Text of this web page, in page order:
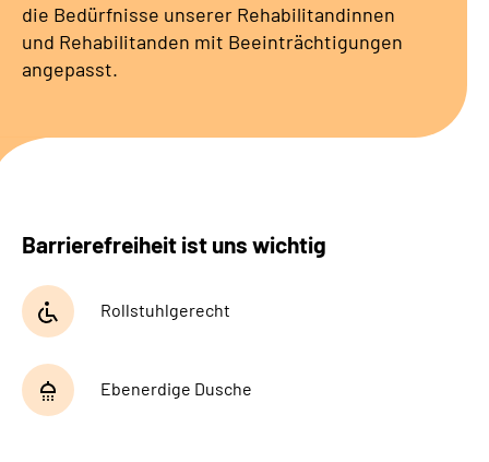
Service
Karriere
Sozialdienste & Zuweisende
Leichte Sprache
Gebärdensprache
die Bedürfnisse unserer Rehabilitandinnen
und Rehabilitanden mit Beeinträchtigungen
angepasst.
Barrierefreiheit ist uns wichtig
Rollstuhlgerecht
Ebenerdige Dusche